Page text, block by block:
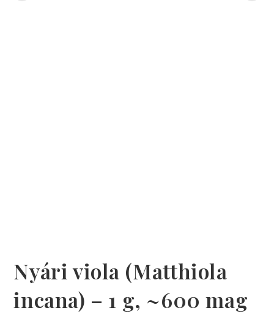
Nyári viola (Matthiola
incana) – 1 g, ~600 mag